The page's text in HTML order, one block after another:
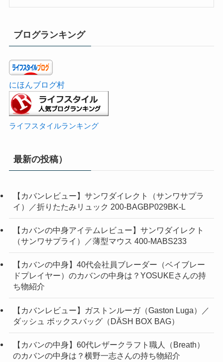
ブログランキング
にほんブログ村
ライフスタイルランキング
最新の投稿）
【カバンレビュー】サンワダイレクト（サンワサプラ
イ）／折りたたみリュック 200-BAGBP029BK-L
【カバンの中身アイテムレビュー】サンワダイレクト
（サンワサプライ）／薄型マウス 400-MABS233
【カバンの中身】40代会社員ブレーダー（ベイブレー
ドプレイヤー）のカバンの中身は？YOSUKEさんの持
ち物紹介
【カバンレビュー】ガストンルーガ（Gaston Luga）／
ダッシュ ボックスバッグ（DÄSH BOX BAG）
【カバンの中身】60代レザークラフト職人（Breath）
のカバンの中身は？横野一志さんの持ち物紹介